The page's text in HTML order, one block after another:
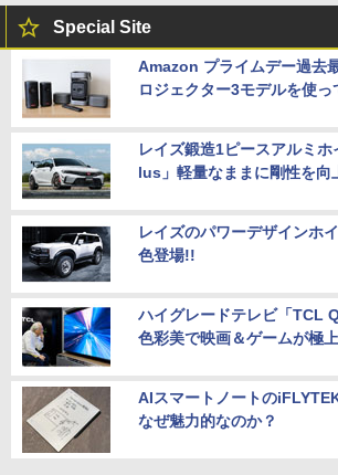
Special Site
Amazon プライムデー過去
ロジェクター3モデルを使っ
レイズ鍛造1ピースアルミ
lus」軽量なままに剛性を向
レイズのパワーデザインホ
色登場!!
ハイグレードテレビ「TCL
色彩美で映画＆ゲームが極
AIスマートノートの
なぜ魅力的なのか？